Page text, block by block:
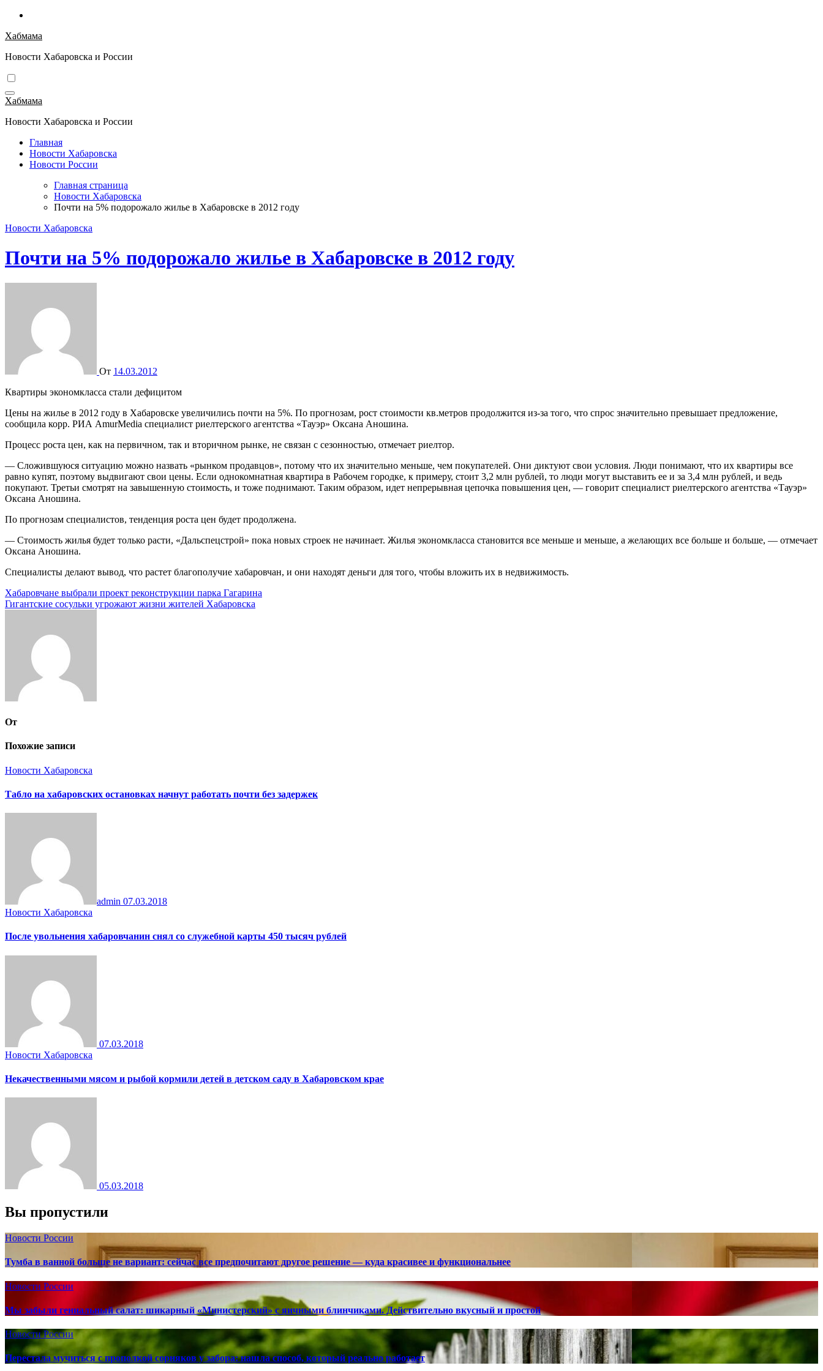
Перейти
содержимому
Хабмама
Новости Хабаровска и России
Хабмама
Новости Хабаровска и России
Главная
Новости Хабаровска
Новости России
Главная страница
Новости Хабаровска
Почти на 5% подорожало жилье в Хабаровске в 2012 году
Новости Хабаровска
Почти на 5% подорожало жилье в Хабаровске в 2012 году
От 14.03.2012
Квартиры экономкласса стали дефицитом
Цены на жилье в 2012 году в Хабаровске увеличились почти на 5%. По прогнозам, рост стоимости кв.метров продолжится из-за того, что спрос значительно превышает предложение,
сообщила корр. РИА AmurMedia специалист риелтерского агентства «Тауэр» Оксана Аношина.
Процесс роста цен, как на первичном, так и вторичном рынке, не связан с сезонностью, отмечает риелтор.
— Сложившуюся ситуацию можно назвать «рынком продавцов», потому что их значительно меньше, чем покупателей. Они диктуют свои условия. Люди понимают, что их квартиры все
равно купят, поэтому выдвигают свои цены. Если однокомнатная квартира в Рабочем городке, к примеру, стоит 3,2 млн рублей, то люди могут выставить ее и за 3,4 млн рублей, и ведь
покупают. Третьи смотрят на завышенную стоимость, и тоже поднимают. Таким образом, идет непрерывная цепочка повышения цен, — говорит специалист риелтерского агентства «Тауэр»
Оксана Аношина.
По прогнозам специалистов, тенденция роста цен будет продолжена.
— Стоимость жилья будет только расти, «Дальспецстрой» пока новых строек не начинает. Жилья экономкласса становится все меньше и меньше, а желающих все больше и больше, — отмечает
Оксана Аношина.
Специалисты делают вывод, что растет благополучие хабаровчан, и они находят деньги для того, чтобы вложить их в недвижимость.
Навигация
по
Хабаровчане выбрали проект реконструкции парка Гагарина
Гигантские сосульки угрожают жизни жителей Хабаровска
От
Похожие записи
Новости Хабаровска
Табло на хабаровских остановках начнут работать почти без задержек
admin 07.03.2018
Новости Хабаровска
После увольнения хабаровчанин снял со служебной карты 450 тысяч рублей
07.03.2018
Новости Хабаровска
Некачественными мясом и рыбой кормили детей в детском саду в Хабаровском крае
05.03.2018
Вы пропустили
Новости России
Тумба в ванной больше не вариант: сейчас все предпочитают другое решение — куда красивее и функциональнее
Новости России
Мы забыли гениальный салат: шикарный «Министерский» с яичными блинчиками. Действительно вкусный и простой
Новости России
Перестала мучиться с прополкой сорняков у забора: нашла способ, который реально работает